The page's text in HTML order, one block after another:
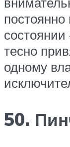
состоянии
тесно
одному
50.